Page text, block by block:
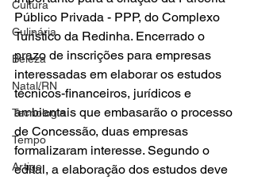
Cultura
Culinária
Beleza
Natal/RN
Tecnologia
Tempo
Artigo
Público Privada - PPP, do Complexo
Turístico da Redinha. Encerrado o
prazo de inscrições para empresas
interessadas em elaborar os estudos
técnicos-financeiros, jurídicos e
ambientais que embasarão o processo
de Concessão, duas empresas
formalizaram interesse. Segundo o
edital, a elaboração dos estudos deve